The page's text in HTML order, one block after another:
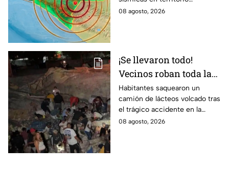
durante la madrugada
de hoy sábado
mexicano, conoce dónde fue y
08 agosto, 2026
¡Se llevaron todo!
Vecinos roban toda la
mercancía del tráiler
volcado en la carretera
de Irapuato
Habitantes saquearon un
camión de lácteos volcado tras
el trágico accidente en la
carretera Irapuato-Abasolo
08 agosto, 2026